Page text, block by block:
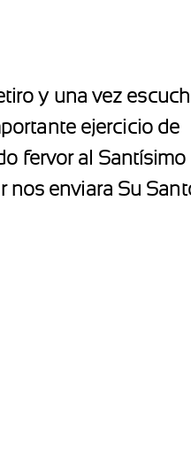
y una vez
ejercicio de
fervor al Santísimo
nos enviara Su